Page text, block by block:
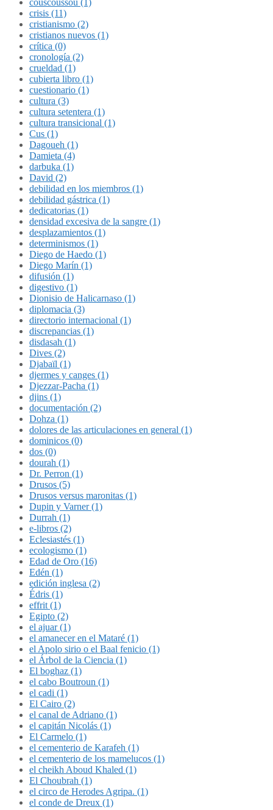
couscoussou (1)
crisis (11)
cristianismo (2)
cristianos nuevos (1)
crítica (0)
cronología (2)
crueldad (1)
cubierta libro (1)
cuestionario (1)
cultura (3)
cultura setentera (1)
cultura transicional (1)
Cus (1)
Dagoueh (1)
Damieta (4)
darbuka (1)
David (2)
debilidad en los miembros (1)
debilidad gástrica (1)
dedicatorias (1)
densidad excesiva de la sangre (1)
desplazamientos (1)
determinismos (1)
Diego de Haedo (1)
Diego Marín (1)
difusión (1)
digestivo (1)
Dionisio de Halicarnaso (1)
diplomacia (3)
directorio internacional (1)
discrepancias (1)
disdasah (1)
Dives (2)
Djabaïl (1)
djermes y canges (1)
Djezzar-Pacha (1)
djins (1)
documentación (2)
Dohza (1)
dolores de las articulaciones en general (1)
dominicos (0)
dos (0)
dourah (1)
Dr. Perron (1)
Drusos (5)
Drusos versus maronitas (1)
Dupin y Varner (1)
Durrah (1)
e-libros (2)
Eclesiastés (1)
ecologismo (1)
Edad de Oro (16)
Edén (1)
edición inglesa (2)
Édris (1)
effrit (1)
Egipto (2)
el ajuar (1)
el amanecer en el Mataré (1)
el Apolo sirio o el Baal fenicio (1)
el Árbol de la Ciencia (1)
El boghaz (1)
el cabo Boutroun (1)
el cadi (1)
El Cairo (2)
el canal de Adriano (1)
el capitán Nicolás (1)
El Carmelo (1)
el cementerio de Karafeh (1)
el cementerio de los mamelucos (1)
el cheikh Aboud Khaled (1)
El Choubrah (1)
el circo de Herodes Agripa. (1)
el conde de Dreux (1)